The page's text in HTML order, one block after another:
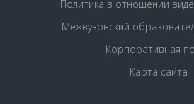
Политика в отношении
Межвузовский
Корпоративная
Карта сайта